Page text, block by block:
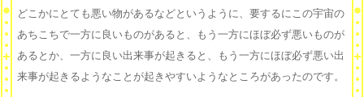
どこかにとても悪い物があるなどというように、要するにこの宇宙の
あちこちで一方に良いものがあると、もう一方にほぼ必ず悪いものが
あるとか、一方に良い出来事が起きると、もう一方にほぼ必ず悪い出
来事が起きるようなことが起きやすいようなところがあったのです。